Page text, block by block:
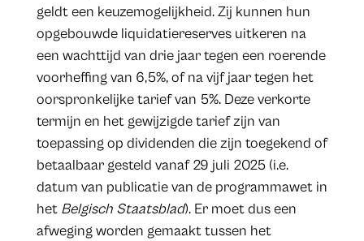
geldt een keuzemogelijkheid. Zij kunnen hun
opgebouwde liquidatiereserves uitkeren na
een wachttijd van drie jaar tegen een roerende
voorheffing van 6,5%, of na vijf jaar tegen het
oorspronkelijke tarief van 5%. Deze verkorte
termijn en het gewijzigde tarief zijn van
toepassing op dividenden die zijn toegekend of
betaalbaar gesteld vanaf 29 juli 2025 (i.e.
datum van publicatie van de programmawet in
het Belgisch Staatsblad). Er moet dus een
afweging worden gemaakt tussen het